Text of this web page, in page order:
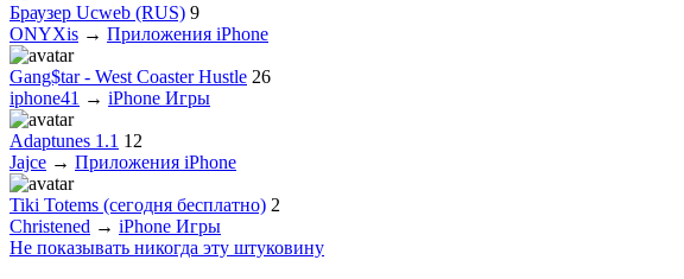
Браузер Ucweb (RUS) 9
ONYXis → Приложения iPhone
Gang$tar - West Coaster Hustle 26
iphone41 → iPhone Игры
Adaptunes 1.1 12
Jajce → Приложения iPhone
Tiki Totems (сегодня бесплатно) 2
Christened → iPhone Игры
Не показывать никогда эту штуковину